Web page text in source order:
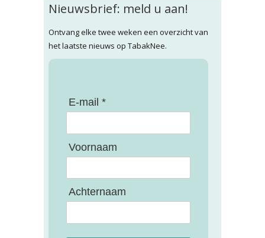
Nieuwsbrief: meld u aan!
Ontvang elke twee weken een overzicht van
het laatste nieuws op TabakNee.
E-mail *
Voornaam
Achternaam